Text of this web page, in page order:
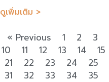
ดูเพิ่มเติม >
« Previous 1 2 3
10
11 12 13 14 15
21
22 23 24 25
31
32 33 34 35